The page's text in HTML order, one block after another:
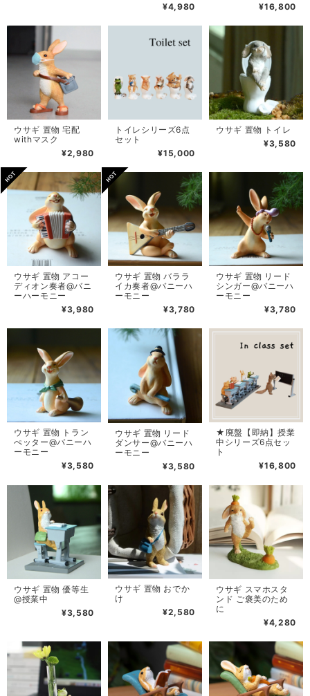
¥4,980
¥16,800
ウサギ 置物 宅配
withマスク
¥2,980
トイレシリーズ6点
セット
¥15,000
ウサギ 置物 トイレ
¥3,580
ウサギ 置物 アコー
ディオン奏者@バニ
ーハーモニー
¥3,980
ウサギ 置物 バララ
イカ奏者@バニーハ
ーモニー
¥3,780
ウサギ 置物 リード
シンガー@バニーハ
ーモニー
¥3,780
ウサギ 置物 トラン
ぺッター@バニーハ
ーモニー
¥3,580
ウサギ 置物 リード
ダンサー@バニーハ
ーモニー
¥3,580
★廃盤【即納】授業
中シリーズ6点セッ
ト
¥16,800
ウサギ 置物 優等生
@授業中
¥3,580
ウサギ 置物 おでか
け
¥2,580
ウサギ スマホスタ
ンド ご褒美のため
に
¥4,280